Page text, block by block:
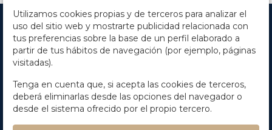
Contacto
Horario
La empresa
Utilizamos cookies propias y de terceros para analizar el
uso del sitio web y mostrarte publicidad relacionada con
tus preferencias sobre la base de un perfil elaborado a
partir de tus hábitos de navegación (por ejemplo, páginas
visitadas).
Tenga en cuenta que, si acepta las cookies de terceros,
deberá eliminarlas desde las opciones del navegador o
desde el sistema ofrecido por el propio tercero.